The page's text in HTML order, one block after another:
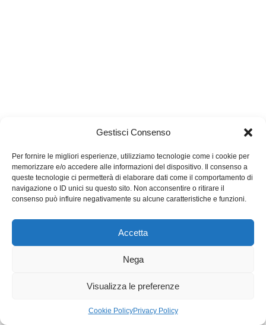
Gestisci Consenso
Per fornire le migliori esperienze, utilizziamo tecnologie come i cookie per
memorizzare e/o accedere alle informazioni del dispositivo. Il consenso a
queste tecnologie ci permetterà di elaborare dati come il comportamento di
navigazione o ID unici su questo sito. Non acconsentire o ritirare il
consenso può influire negativamente su alcune caratteristiche e funzioni.
Accetta
Nega
Visualizza le preferenze
Cookie PolicyPrivacy Policy